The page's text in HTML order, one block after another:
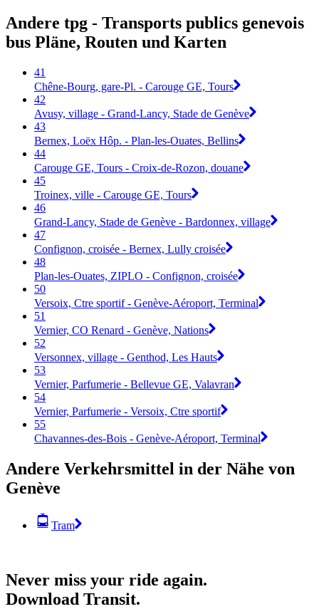
Andere tpg - Transports publics genevois
bus Pläne, Routen und Karten
41
Chêne-Bourg, gare-Pl. - Carouge GE, Tours
42
Avusy, village - Grand-Lancy, Stade de Genève
43
Bernex, Loëx Hôp. - Plan-les-Ouates, Bellins
44
Carouge GE, Tours - Croix-de-Rozon, douane
45
Troinex, ville - Carouge GE, Tours
46
Grand-Lancy, Stade de Genève - Bardonnex, village
47
Confignon, croisée - Bernex, Lully croisée
48
Plan-les-Ouates, ZIPLO - Confignon, croisée
50
Versoix, Ctre sportif - Genève-Aéroport, Terminal
51
Vernier, CO Renard - Genève, Nations
52
Versonnex, village - Genthod, Les Hauts
53
Vernier, Parfumerie - Bellevue GE, Valavran
54
Vernier, Parfumerie - Versoix, Ctre sportif
55
Chavannes-des-Bois - Genève-Aéroport, Terminal
Andere Verkehrsmittel in der Nähe von
Genève
Tram
Never miss your ride again.
Download Transit.